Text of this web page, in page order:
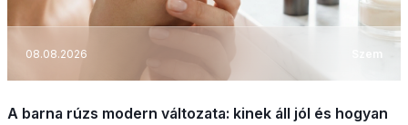
08.08.2026 Szem
A barna rúzs modern változata: kinek áll jól és hogyan